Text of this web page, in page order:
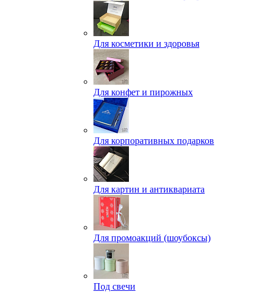
Для косметики и здоровья
Для конфет и пирожных
Для корпоративных подарков
Для картин и антиквариата
Для промоакций (шоубоксы)
Под свечи